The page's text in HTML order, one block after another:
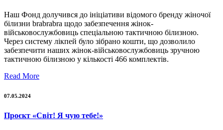
Наш Фонд долучився до ініціативи відомого бренду жіночої
білизни brabrabra щодо забезпечення жінок-
військовослужбовиць спеціальною тактичною білизною.
Через систему лікпей було зібрано кошти, що дозволило
забезпечити наших жінок-військовослужбовиць зручною
тактичною білизною у кількості 466 комплектів.
Read More
07.05.2024
Проєкт «Світ! Я чую тебе!»